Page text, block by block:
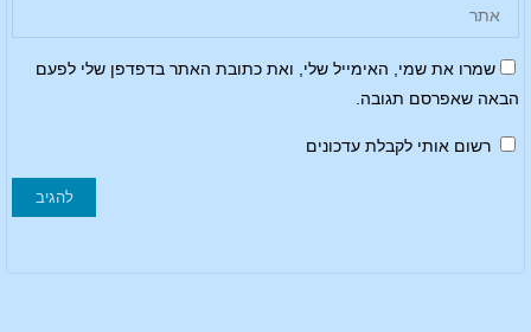
שמרו את שמי, האימייל שלי, ואת כתובת האתר בדפדפן שלי לפעם
הבאה שאפרסם תגובה.
רשום אותי לקבלת עדכונים